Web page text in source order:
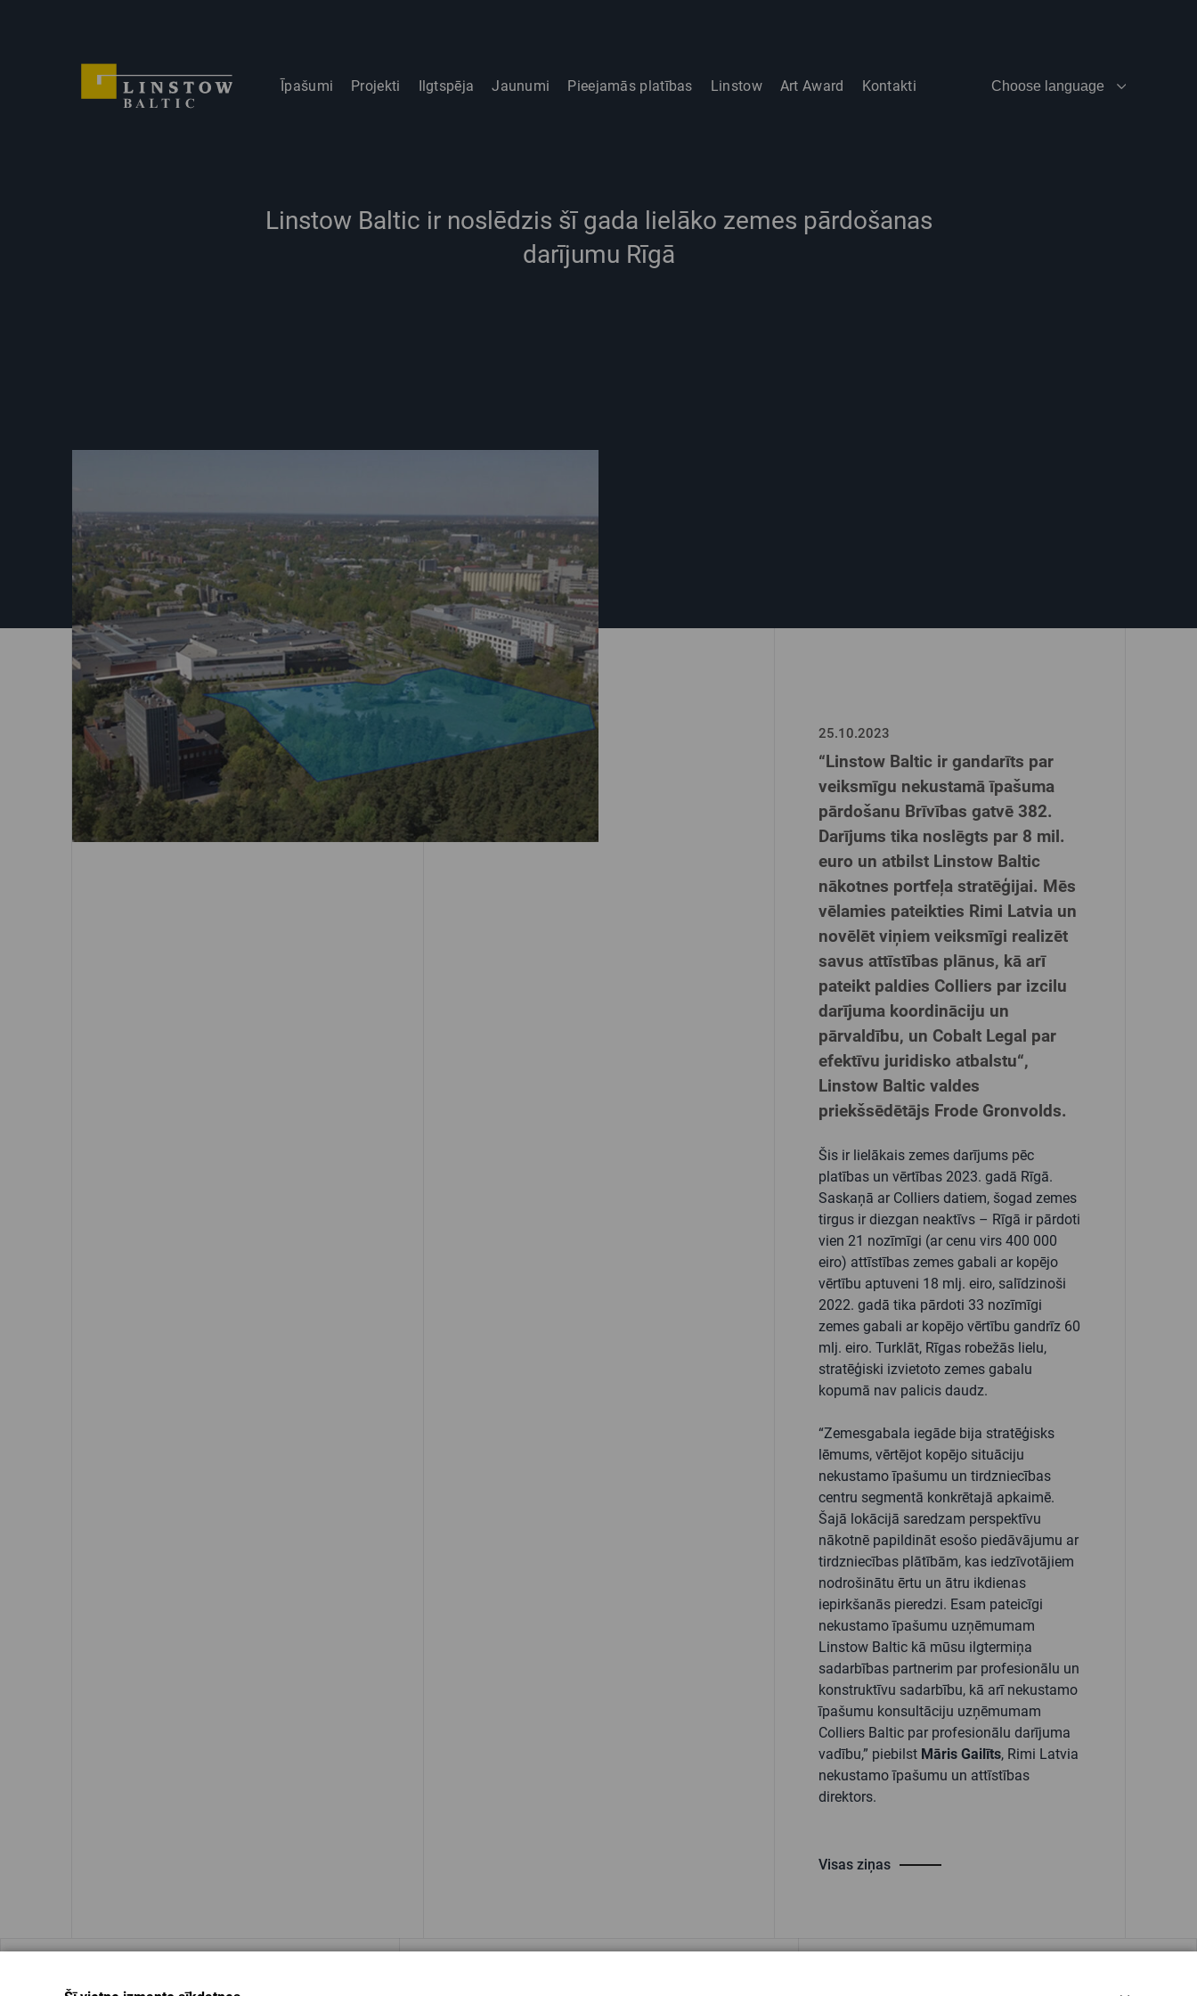
Īpašumi Projekti Ilgtspēja Jaunumi Pieejamās platības Linstow Art Award Kontakti Choose language
Linstow Baltic ir noslēdzis šī gada lielāko zemes pārdošanas
darījumu Rīgā
25.10.2023
“Linstow Baltic ir gandarīts par
veiksmīgu nekustamā īpašuma
pārdošanu Brīvības gatvē 382.
Darījums tika noslēgts par 8 mil.
euro un atbilst Linstow Baltic
nākotnes portfeļa stratēģijai. Mēs
vēlamies pateikties Rimi Latvia un
novēlēt viņiem veiksmīgi realizēt
savus attīstības plānus, kā arī
pateikt paldies Colliers par izcilu
darījuma koordināciju un
pārvaldību, un Cobalt Legal par
efektīvu juridisko atbalstu“,
Linstow Baltic valdes
priekšsēdētājs Frode Gronvolds.
Šis ir lielākais zemes darījums pēc
platības un vērtības 2023. gadā Rīgā.
Saskaņā ar Colliers datiem, šogad zemes
tirgus ir diezgan neaktīvs – Rīgā ir pārdoti
vien 21 nozīmīgi (ar cenu virs 400 000
eiro) attīstības zemes gabali ar kopējo
vērtību aptuveni 18 mlj. eiro, salīdzinoši
2022. gadā tika pārdoti 33 nozīmīgi
zemes gabali ar kopējo vērtību gandrīz 60
mlj. eiro. Turklāt, Rīgas robežās lielu,
stratēģiski izvietoto zemes gabalu
kopumā nav palicis daudz.
“Zemesgabala iegāde bija stratēģisks
lēmums, vērtējot kopējo situāciju
nekustamo īpašumu un tirdzniecības
centru segmentā konkrētajā apkaimē.
Šajā lokācijā saredzam perspektīvu
nākotnē papildināt esošo piedāvājumu ar
tirdzniecības plātībām, kas iedzīvotājiem
nodrošinātu ērtu un ātru ikdienas
iepirkšanās pieredzi. Esam pateicīgi
nekustamo īpašumu uzņēmumam
Linstow Baltic kā mūsu ilgtermiņa
sadarbības partnerim par profesionālu un
konstruktīvu sadarbību, kā arī nekustamo
īpašumu konsultāciju uzņēmumam
Colliers Baltic par profesionālu darījuma
vadību,” piebilst Māris Gailīts, Rimi Latvia
nekustamo īpašumu un attīstības
direktors.
Visas ziņas